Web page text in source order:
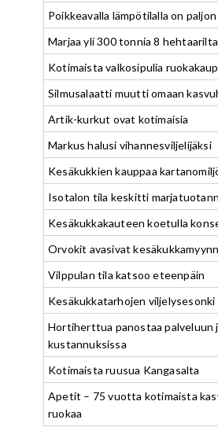
Poikkeavalla lämpötilalla on
Marjaa yli 300 tonnia 8 hehtaarilta
Kotimaista valkosipulia
Silmusalaatti muutti omaan
Artik-kurkut ovat kotimaisia
Markus halusi vihannesviljelijäksi
Kesäkukkien kauppaa
Isotalon tila keskitti
Kesäkukkakauteen koetulla
Orvokit avasivat
Vilppulan tila katsoo eteenpäin
Kesäkukkatarhojen viljelysesonki
Hortiherttua panostaa palveluun
kustannuksissa
Kotimaista ruusua Kangasalta
Apetit – 75 vuotta kotimaista
ruokaa